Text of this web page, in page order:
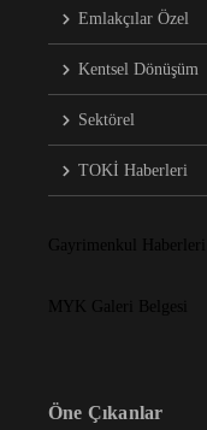
Emlakçılar Özel
Kentsel Dönüşüm
Sektörel
TOKİ Haberleri
Gayrimenkul Haberleri
MYK Galeri Belgesi
Öne Çıkanlar